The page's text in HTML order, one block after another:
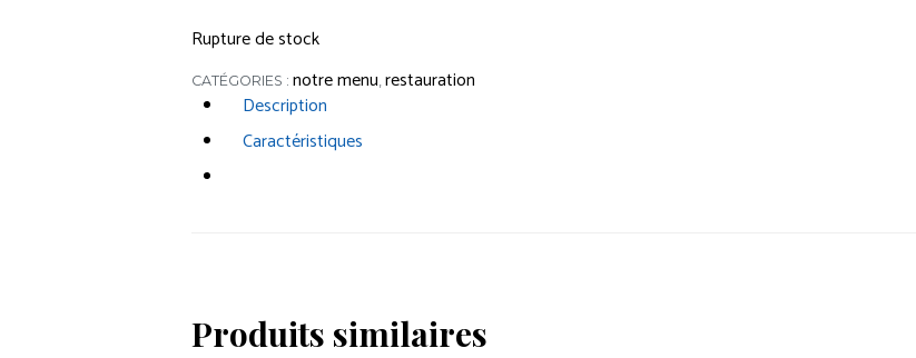
Rupture de stock
CATÉGORIES : notre menu restauration
Description
Caractéristiques
Produits similaires